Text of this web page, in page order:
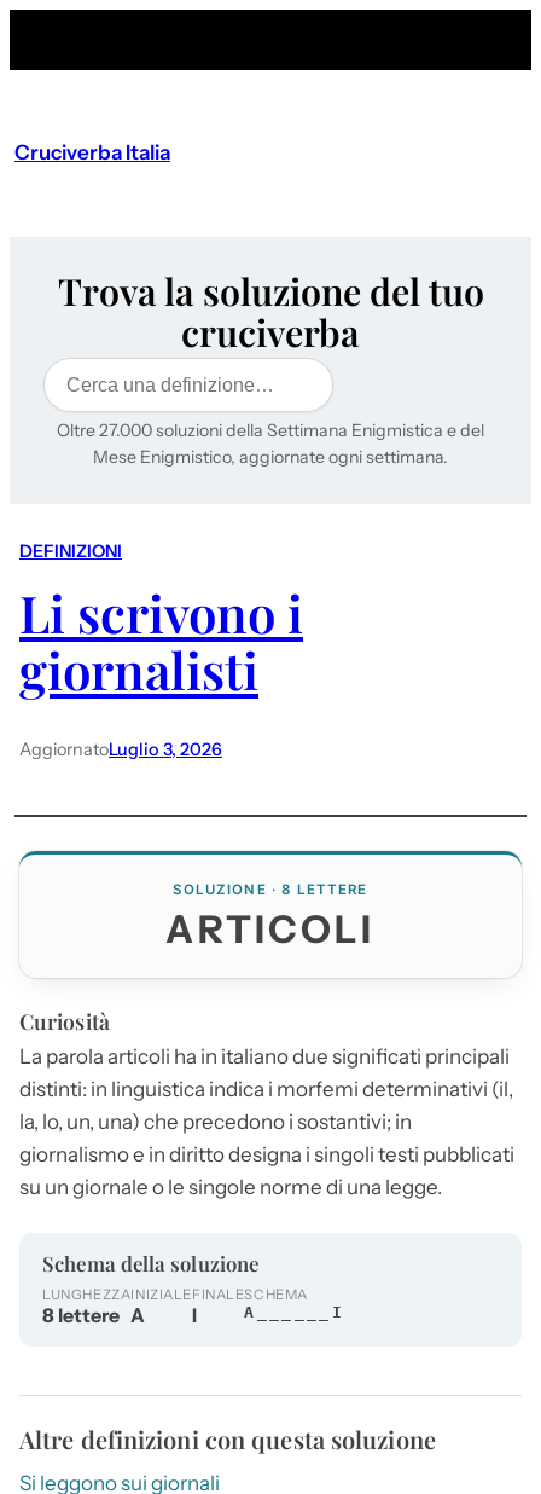
Cruciverba Italia
Trova la soluzione del tuo
cruciverba
Cerca
Oltre 27.000 soluzioni della Settimana Enigmistica e del
Mese Enigmistico, aggiornate ogni settimana.
DEFINIZIONI
Li scrivono i
giornalisti
AggiornatoLuglio 3, 2026
SOLUZIONE · 8 LETTERE
ARTICOLI
Curiosità
La parola articoli ha in italiano due significati principali
distinti: in linguistica indica i morfemi determinativi (il,
la, lo, un, una) che precedono i sostantivi; in
giornalismo e in diritto designa i singoli testi pubblicati
su un giornale o le singole norme di una legge.
Schema della soluzione
LUNGHEZZA
8 lettere
INIZIALE
A
FINALE
I
SCHEMA
A______I
Altre definizioni con questa soluzione
Si leggono sui giornali